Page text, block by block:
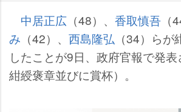
中居正広 （48）、 香取慎吾 （
み （42）、 西島隆弘 （34）ら
したことが9日、政府官報で発
紺綬褒章並びに賞杯）。